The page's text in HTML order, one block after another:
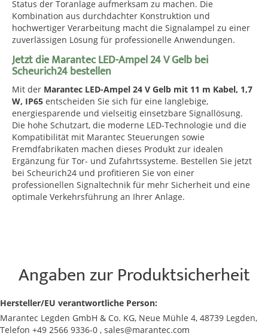
Status der Toranlage aufmerksam zu machen. Die
Kombination aus durchdachter Konstruktion und
hochwertiger Verarbeitung macht die Signalampel zu einer
zuverlässigen Lösung für professionelle Anwendungen.
Jetzt die Marantec LED-Ampel 24 V Gelb bei
Scheurich24 bestellen
Mit der Marantec LED-Ampel 24 V Gelb mit 11 m Kabel, 1,7
W, IP65 entscheiden Sie sich für eine langlebige,
energiesparende und vielseitig einsetzbare Signallösung.
Die hohe Schutzart, die moderne LED-Technologie und die
Kompatibilität mit Marantec Steuerungen sowie
Fremdfabrikaten machen dieses Produkt zur idealen
Ergänzung für Tor- und Zufahrtssysteme. Bestellen Sie jetzt
bei Scheurich24 und profitieren Sie von einer
professionellen Signaltechnik für mehr Sicherheit und eine
optimale Verkehrsführung an Ihrer Anlage.
Angaben zur Produktsicherheit
Hersteller/EU verantwortliche Person:
Marantec Legden GmbH & Co. KG, Neue Mühle 4, 48739 Legden,
Telefon +49 2566 9336-0 , sales@marantec.com